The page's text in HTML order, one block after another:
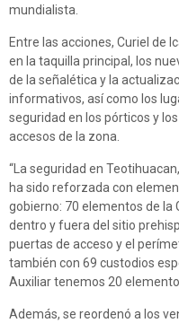
mundialista.
Entre las acciones, Curiel de
en la taquilla principal, los
de la señalética y la
informativos, así como los
seguridad en los pórticos y
accesos de la zona.
“La seguridad en
ha sido reforzada con
gobierno: 70 elementos de la
dentro y fuera del sitio
puertas de acceso y el
también con 69 custodios
Auxiliar tenemos 20
Además, se reordenó a los